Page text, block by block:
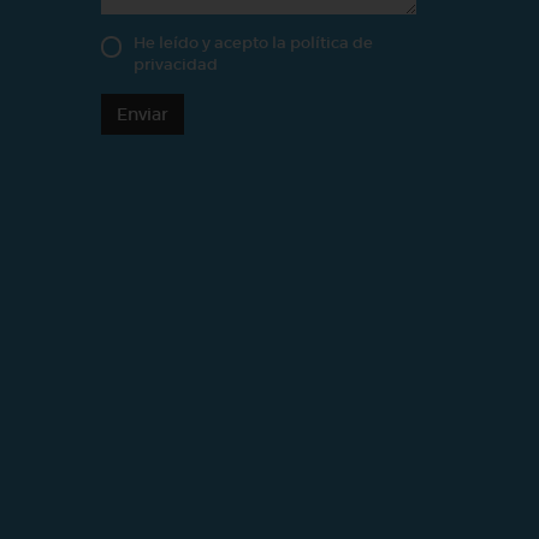
He leído y acepto la política de
privacidad
Enviar